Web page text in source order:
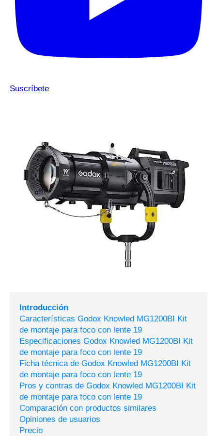
Suscríbete
Introducción
Características Godox Knowled MG1200BI Kit
de montaje para foco con lente 19
Especificaciones Godox Knowled MG1200BI Kit
de montaje para foco con lente 19
Ficha técnica de Godox Knowled MG1200BI Kit
de montaje para foco con lente 19
Pros y contras de Godox Knowled MG1200BI Kit
de montaje para foco con lente 19
Comparación con productos similares
Opiniones de usuarios
Precio